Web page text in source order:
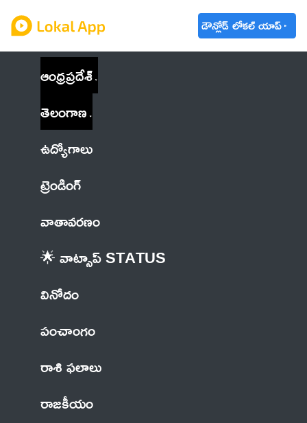
డౌన్లోడ్ లోకల్ యాప్
ఆంధ్రప్రదేశ్
తెలంగాణ
ఉద్యోగాలు
ట్రెండింగ్
వాతావరణం
🌟 వాట్సాప్ STATUS
వినోదం
పంచాంగం
రాశి ఫలాలు
రాజకీయం